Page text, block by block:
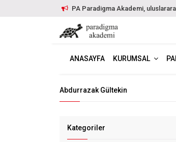
PA Paradigma Akademi,
ANASAYFA KURUMSAL
Abdurrazak Gültekin
Kategoriler